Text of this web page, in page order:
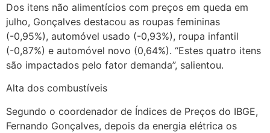
Dos itens não alimentícios com preços em queda em
julho, Gonçalves destacou as roupas femininas
(-0,95%), automóvel usado (-0,93%), roupa infantil
(-0,87%) e automóvel novo (0,64%). “Estes quatro itens
são impactados pelo fator demanda”, salientou.
Alta dos combustíveis
Segundo o coordenador de Índices de Preços do IBGE,
Fernando Gonçalves, depois da energia elétrica os